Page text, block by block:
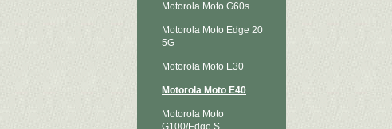
Motorola Moto G60s
Motorola Moto Edge 20
5G
Motorola Moto E30
Motorola Moto E40
Motorola Moto
G100/Edge S